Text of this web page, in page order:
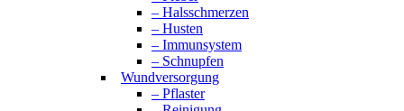
– Halsschmerzen
– Husten
– Immunsystem
– Schnupfen
Wundversorgung
– Pflaster